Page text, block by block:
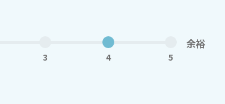
3 4 5
余裕